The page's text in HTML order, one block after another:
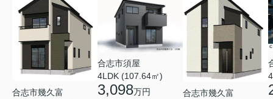
合志市幾久富
合志市須屋
4LDK (107.64㎡)
3,098万円
合志市幾久富